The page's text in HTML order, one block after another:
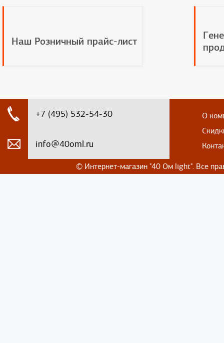
Наш Розничный прайс-лист
+7 (495) 532-54-30
info@40oml.ru
О
© Интернет-магазин "40 Ом light". Все